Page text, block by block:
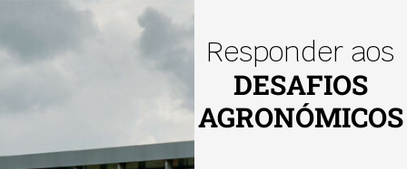
Responder aos
DESAFIOS
AGRONÓMICOS